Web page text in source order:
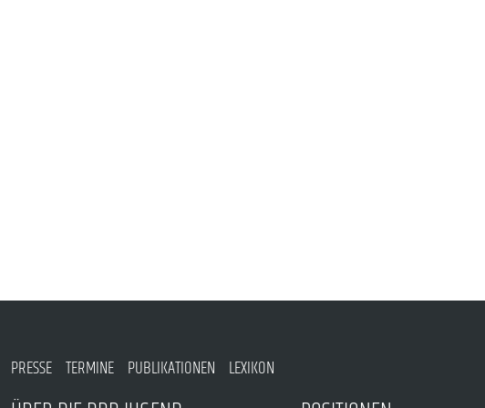
PRESSE TERMINE PUBLIKATIONEN LEXIKON